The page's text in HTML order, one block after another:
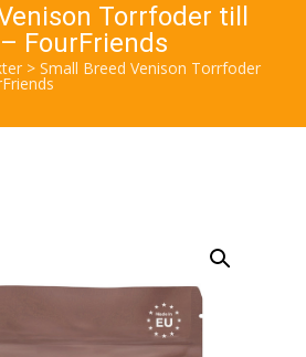
Torrfoder till
FourFriends
> Small Breed Venison Torrfoder